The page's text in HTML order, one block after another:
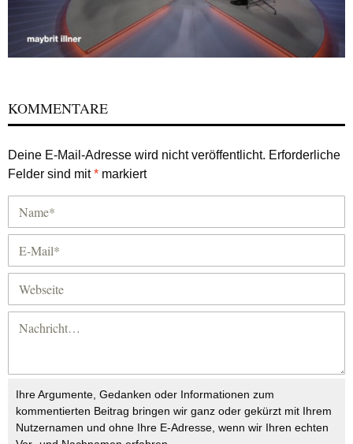
KOMMENTARE
Deine E-Mail-Adresse wird nicht veröffentlicht. Erforderliche
Felder sind mit* markiert
Ihre Argumente, Gedanken oder Informationen zum
kommentierten Beitrag bringen wir ganz oder gekürzt mit Ihrem
Nutzernamen und ohne Ihre E-Adresse, wenn wir Ihren echten